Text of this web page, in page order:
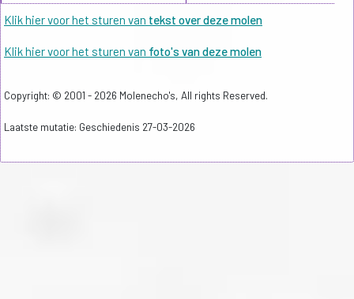
Klik hier voor het sturen van tekst over deze molen
Klik hier voor het sturen van foto's van deze molen
Copyright: © 2001 - 2026 Molenecho's, All rights Reserved.
Laatste mutatie: Geschiedenis 27-03-2026